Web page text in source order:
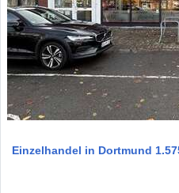
Einzelhandel in Dortmund